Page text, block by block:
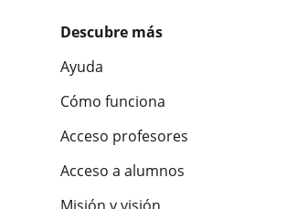
Descubre más
Ayuda
Cómo funciona
Acceso profesores
Acceso a alumnos